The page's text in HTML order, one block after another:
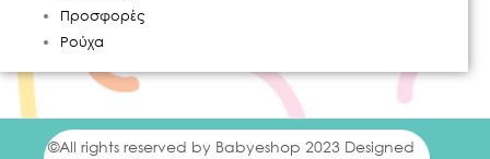
Προσφορές
Ρούχα
©All rights reserved by Babyeshop 2023 Designed